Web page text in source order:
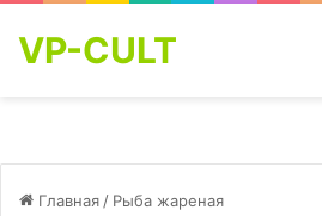
VP-CULT
Главная / Рыба жареная